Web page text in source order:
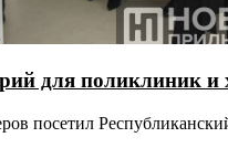
для поликлиник
посетил